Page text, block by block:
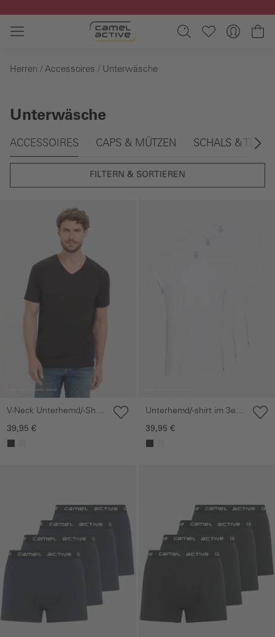
Zum Hauptinhalt springen
Herren Accessoires Unterwäsche
Unterwäsche
Galerie überspringen
ACCESSOIRES CAPS & MÜTZEN SCHALS &
FILTERN & SORTIEREN
V-Neck Unterhemd/-Shirt
im 3-er Pack
39,95 €
Unterhemd/-shirt im 3er-
Pack
39,95 €